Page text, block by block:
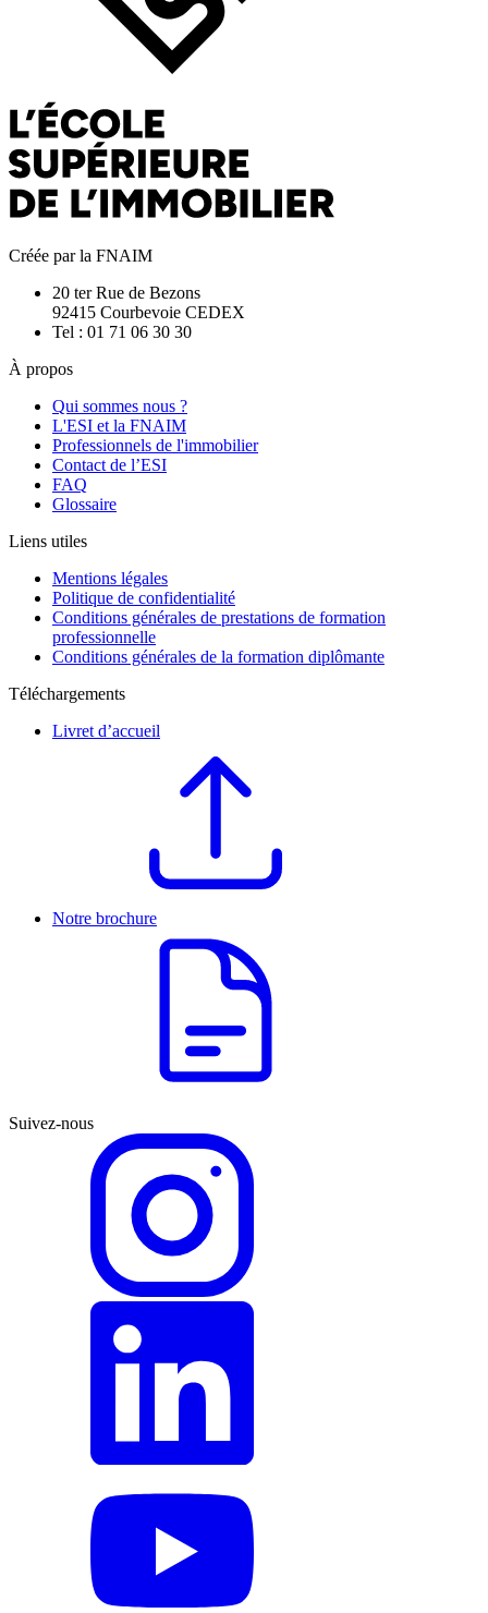
Créée par la FNAIM
20 ter Rue de Bezons
92415 Courbevoie CEDEX
Tel : 01 71 06 30 30
À propos
Qui sommes nous ?
L'ESI et la FNAIM
Professionnels de l'immobilier
Contact de l’ESI
FAQ
Glossaire
Liens utiles
Mentions légales
Politique de confidentialité
Conditions générales de prestations de formation
professionnelle
Conditions générales de la formation diplômante
Téléchargements
Livret d’accueil
Notre brochure
Suivez-nous